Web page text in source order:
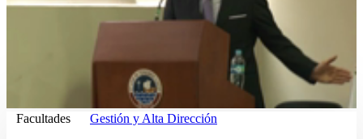
Facultades Gestión y Alta Dirección